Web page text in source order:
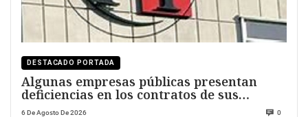
DESTACADO PORTADA
Algunas empresas públicas presentan
deficiencias en los contratos de sus
directivos
6 De Agosto De 2026 0